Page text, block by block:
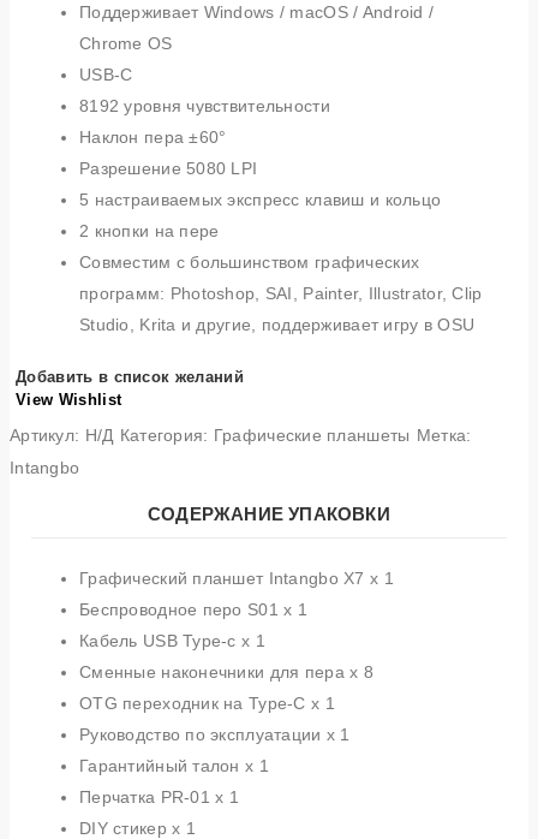
Поддерживает Windows / macOS / Android /
Chrome OS
USB-C
8192 уровня чувствительности
Наклон пера ±60°
Разрешение 5080 LPI
5 настраиваемых экспресс клавиш и кольцо
2 кнопки на пере
Совместим с большинством графических
программ: Photoshop, SAI, Painter, Illustrator, Clip
Studio, Krita и другие, поддерживает игру в OSU
Добавить в список желаний
View Wishlist
Артикул: Н/Д Категория: Графические планшеты Метка:
Intangbo
СОДЕРЖАНИЕ УПАКОВКИ
Графический планшет Intangbo X7 x 1
Беспроводное перо S01 x 1
Кабель USB Type-c x 1
Сменные наконечники для пера x 8
OTG переходник на Type-C x 1
Руководство по эксплуатации x 1
Гарантийный талон x 1
Перчатка PR-01 x 1
DIY стикер x 1